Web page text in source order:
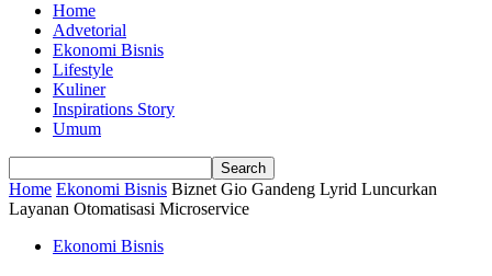
Home
Advetorial
Ekonomi Bisnis
Lifestyle
Kuliner
Inspirations Story
Umum
Home Ekonomi Bisnis Biznet Gio Gandeng Lyrid Luncurkan
Layanan Otomatisasi Microservice
Ekonomi Bisnis